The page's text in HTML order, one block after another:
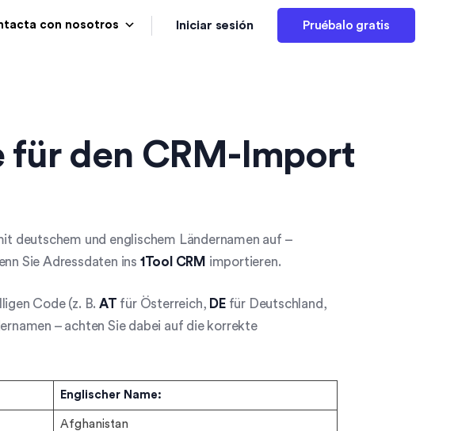
con nosotros Iniciar sesión Pruébalo gratis
für den CRM-Import
deutschem und englischem Ländernamen auf –
Sie Adressdaten ins 1Tool CRM importieren.
Code (z. B. AT für Österreich, DEfür Deutschland,
– achten Sie dabei auf die korrekte
Englischer Name:
Afghanistan